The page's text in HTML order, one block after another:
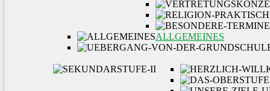
ALLGEMEINES